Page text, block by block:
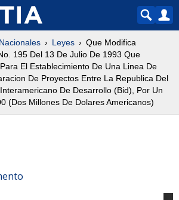
Nacionales Leyes
Que Modifica
195 Del 13 De Julio De 1993 Que
El Establecimiento De Una Linea De
De Proyectos Entre La Republica Del
De Desarrollo (Bid), Por Un
(Dos Millones De Dolares Americanos)